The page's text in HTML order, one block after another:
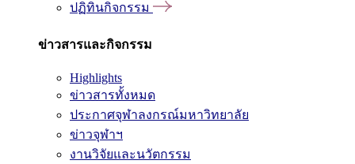
ปฏิทินกิจกรรม
ข่าวสารและกิจกรรม
Highlights
ข่าวสารทั้งหมด
ประกาศจุฬาลงกรณ์มหาวิทยาลัย
ข่าวจุฬาฯ
งานวิจัยและนวัตกรรม